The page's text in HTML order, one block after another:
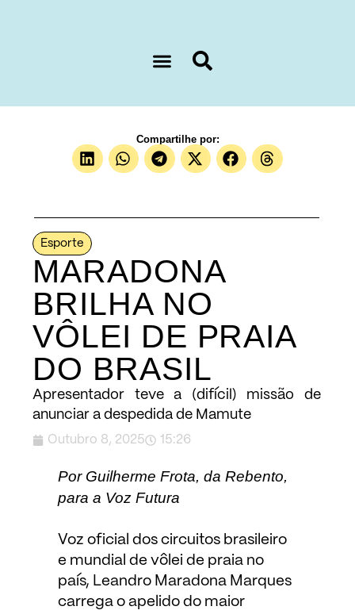
Compartilhe por:
Esporte
MARADONA
BRILHA NO
VÔLEI DE PRAIA
DO BRASIL
Apresentador teve a (difícil) missão de
anunciar a despedida de Mamute
Outubro 8, 2025 15:26
Por Guilherme Frota, da Rebento,
para a Voz Futura
Voz oficial dos circuitos brasileiro
e mundial de vôlei de praia no
país, Leandro Maradona Marques
carrega o apelido do maior